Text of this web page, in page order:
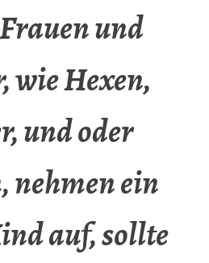
und
wie Hexen,
und oder
nehmen ein
auf, sollte